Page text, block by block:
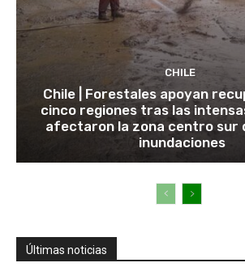
CHILE
Chile | Forestales apoyan
cinco regiones tras las
afectaron la zona centro sur
inundaciones
Últimas noticias